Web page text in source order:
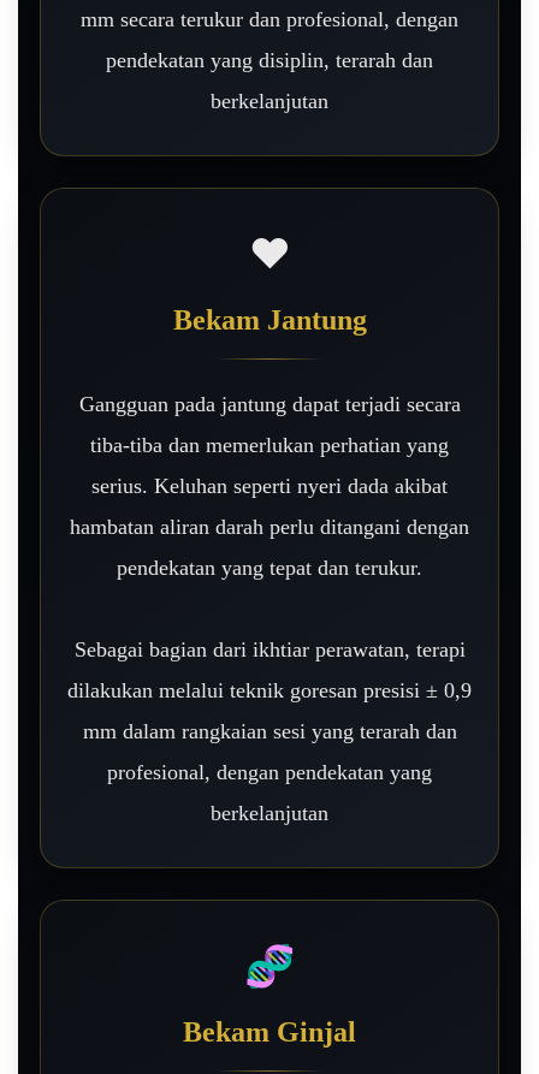
mm secara terukur dan profesional, dengan
pendekatan yang disiplin, terarah dan
berkelanjutan
❤️
Bekam Jantung
Gangguan pada jantung dapat terjadi secara
tiba-tiba dan memerlukan perhatian yang
serius. Keluhan seperti nyeri dada akibat
hambatan aliran darah perlu ditangani dengan
pendekatan yang tepat dan terukur.
Sebagai bagian dari ikhtiar perawatan, terapi
dilakukan melalui teknik goresan presisi ± 0,9
mm dalam rangkaian sesi yang terarah dan
profesional, dengan pendekatan yang
berkelanjutan
🧬
Bekam Ginjal